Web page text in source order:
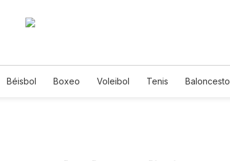
Béisbol Boxeo Voleibol Tenis Baloncesto